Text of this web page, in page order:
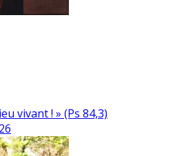
vivant ! » (Ps 84,3)